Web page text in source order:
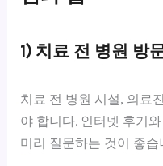
1) 치료 전 병원 방
치료 전 병원 시설, 의료
야 합니다. 인터넷 후기
미리 질문하는 것이 좋습